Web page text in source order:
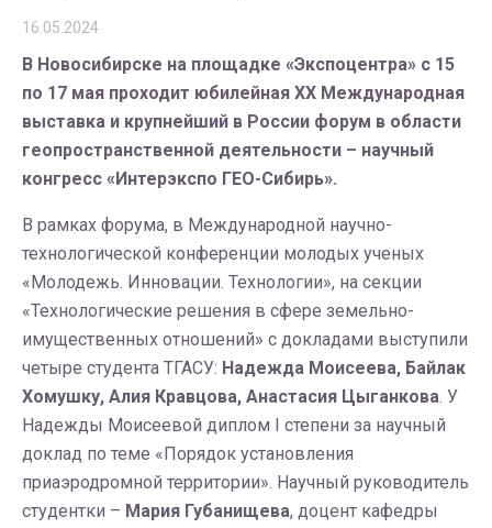
16.05.2024
В Новосибирске на площадке «Экспоцентра» с 15
по 17 мая проходит юбилейная XX Международная
выставка и крупнейший в России форум в области
геопространственной деятельности – научный
конгресс «Интерэкспо ГЕО-Сибирь».
В рамках форума, в Международной научно-
технологической конференции молодых ученых
«Молодежь. Инновации. Технологии», на секции
«Технологические решения в сфере земельно-
имущественных отношений» с докладами выступили
четыре студента ТГАСУ: Надежда Моисеева, Байлак
Хомушку, Алия Кравцова, Анастасия Цыганкова. У
Надежды Моисеевой диплом I степени за научный
доклад по теме «Порядок установления
приаэродромной территории». Научный руководитель
студентки – Мария Губанищева, доцент кафедры